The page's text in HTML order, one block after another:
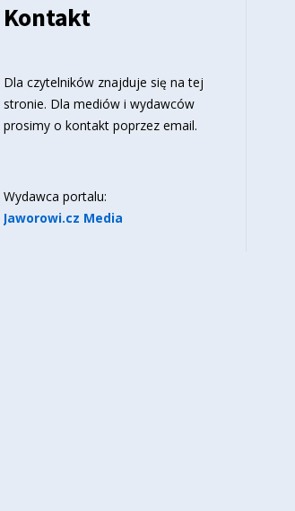
Kontakt
Dla czytelników znajduje się na tej
stronie. Dla mediów i wydawców
prosimy o kontakt poprzez email.
Wydawca portalu:
Jaworowi.cz Media